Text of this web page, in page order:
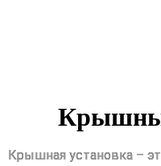
Крышная установка –